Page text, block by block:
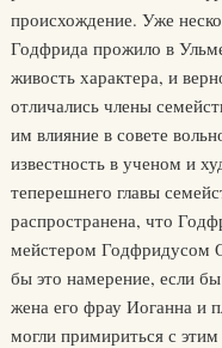
происхождение. Уже
Годфрида прожило в
живость характера, и
отличались члены
им влияние в совете
известность в ученом и
теперешнего главы
распространена, что
мейстером Годфридусом
бы это намерение, если
жена его фрау Иоганна и
могли примириться с